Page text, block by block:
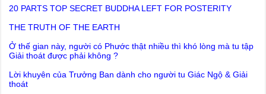
THE TRUTH OF THE EARTH
Ở thế gian này, người có Phước thật nhiều thì khó lòng mà tu tập
Lời khuyên của Trưởng Ban dành cho người tu Giác Ngộ & Giải
Người nhận ra Phật Tánh được diễn tả trạng thái ra làm sao?